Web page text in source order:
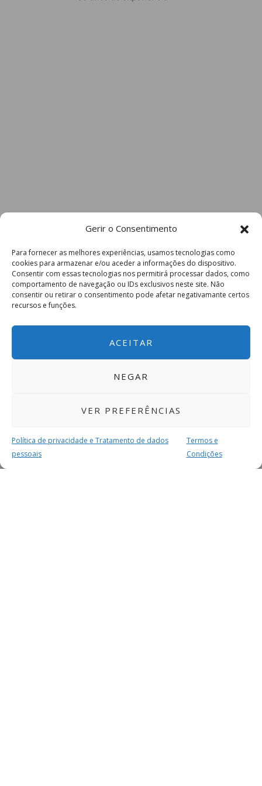
Gerir o Consentimento
Para fornecer as melhores experiências, usamos tecnologias como
cookies para armazenar e/ou aceder a informações do dispositivo.
Consentir com essas tecnologias nos permitirá processar dados, como
comportamento de navegação ou IDs exclusivos neste site. Não
consentir ou retirar o consentimento pode afetar negativamante certos
recursos e funções.
ACEITAR
NEGAR
VER PREFERÊNCIAS
Política de privacidade e Tratamento de dados
pessoais
Termos e
Condições